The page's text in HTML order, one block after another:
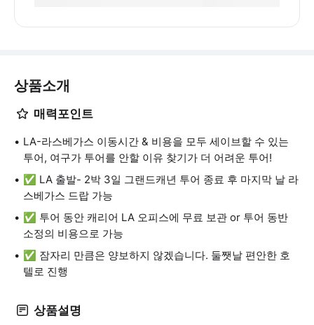
상품소개
매력포인트
LA-라스베가스 이동시간 & 비용을 모두 세이브할 수 있는
투어, 여구가 투어를 안할 이유 찾기가 더 어려운 투어!
✅ LA 출발- 2박 3일 그랜드캐년 투어 종료 후 마지막 날 라
스베가스 드랍 가능
✅ 투어 동안 캐리어 LA 오피스에 무료 보관 or 투어 동반
소정의 비용으로 가능
✅ 잠자리 만큼은 양보하지 않겠습니다. 둘쨋날 편안한 호
텔로 진행
상품설명